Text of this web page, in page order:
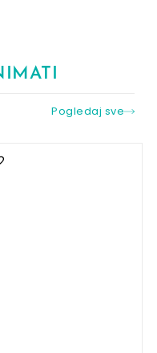
Pogledaj sve